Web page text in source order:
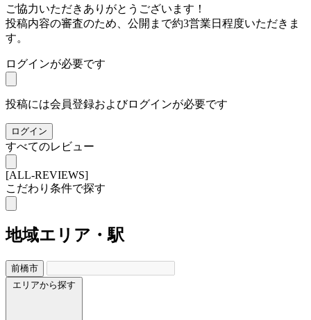
ご協力いただきありがとうございます！
投稿内容の審査のため、公開まで約3営業日程度いただきま
す。
ログインが必要です
投稿には会員登録およびログインが必要です
ログイン
すべてのレビュー
[ALL-REVIEWS]
こだわり条件で探す
地域エリア・駅
前橋市
エリアから探す